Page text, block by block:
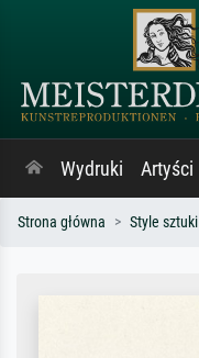
Wydruki Artyści
Strona główna Style sztuki